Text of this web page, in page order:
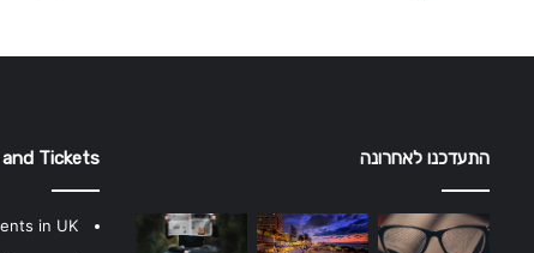
התעדכנו לאחרונה Tickets
in UK